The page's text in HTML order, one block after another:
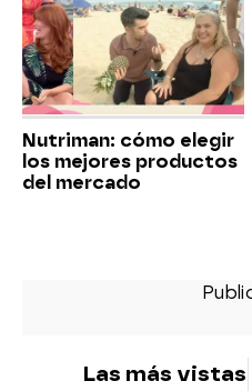
Nutriman: cómo elegir
los mejores productos
del mercado
Las más vistas